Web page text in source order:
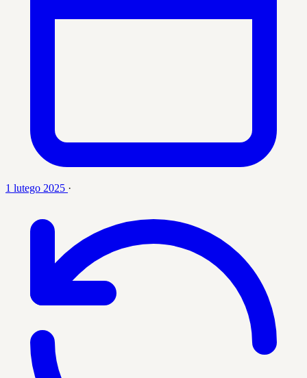
1 lutego 2025 ·